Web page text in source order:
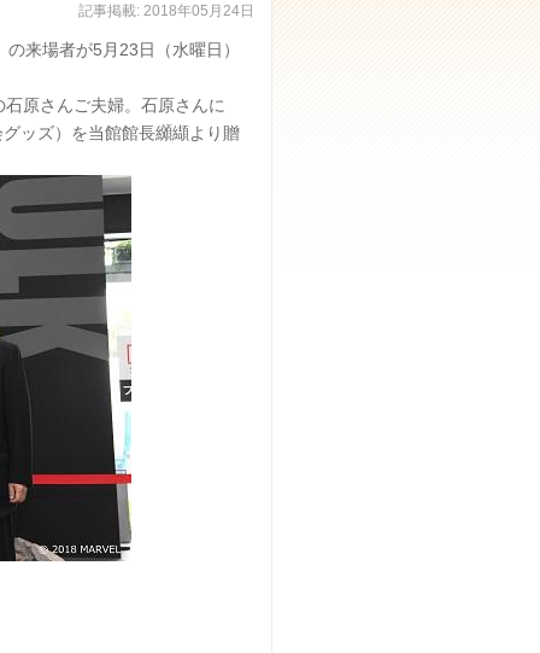
記事掲載: 2018年05月24日
来場者が5月23日（水曜日）
原さんご夫婦。石原さんに
ッズ）を当館館長纐纈より贈